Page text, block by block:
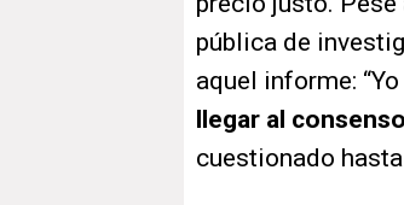
pública de
aquel informe:
llegar al
cuestionado